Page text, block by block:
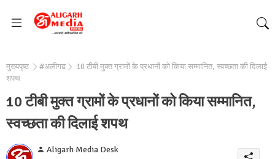
मुख्यपृष्ठ #अलीगढ
10 टीबी मुक्त ग्रामों के प्रधानों को किया सम्मानित, स्वच्छता की दिलाई
शपथ
10 टीबी मुक्त ग्रामों के प्रधानों को किया सम्मानित,
स्वच्छता की दिलाई शपथ
Aligarh Media Desk